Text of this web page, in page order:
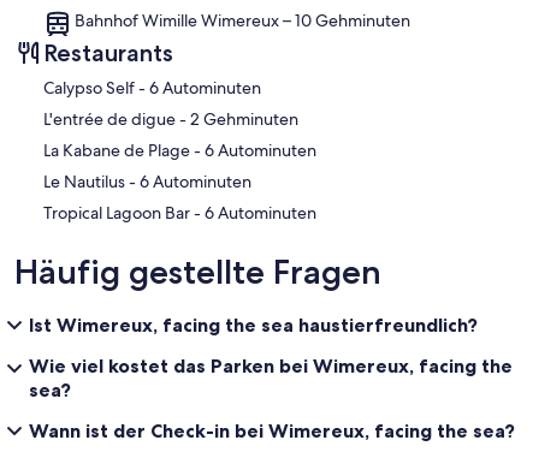
Bahnhof Wimille Wimereux – 10 Gehminuten
Restaurants
‪Calypso Self - ‬6 Autominuten
‪L'entrée de digue - ‬2 Gehminuten
‪La Kabane de Plage - ‬6 Autominuten
‪Le Nautilus - ‬6 Autominuten
‪Tropical Lagoon Bar - ‬6 Autominuten
Häufig gestellte Fragen
Ist Wimereux, facing the sea haustierfreundlich?
Wie viel kostet das Parken bei Wimereux, facing the
sea?
Wann ist der Check-in bei Wimereux, facing the sea?